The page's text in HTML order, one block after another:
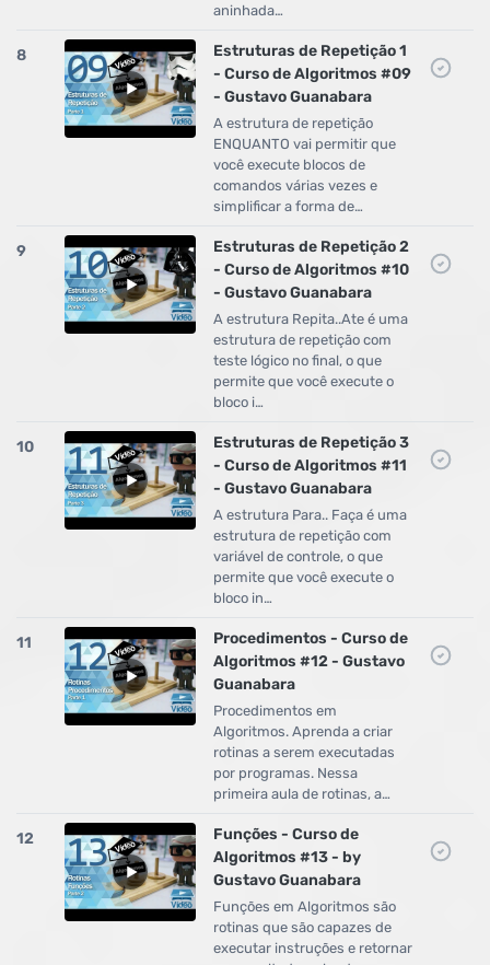
aninhada…
8
Estruturas de Repetição 1
- Curso de Algoritmos #09
- Gustavo Guanabara
A estrutura de repetição
ENQUANTO vai permitir que
você execute blocos de
comandos várias vezes e
simplificar a forma de…
9
Estruturas de Repetição 2
- Curso de Algoritmos #10
- Gustavo Guanabara
A estrutura Repita..Ate é uma
estrutura de repetição com
teste lógico no final, o que
permite que você execute o
bloco i…
10
Estruturas de Repetição 3
- Curso de Algoritmos #11
- Gustavo Guanabara
A estrutura Para.. Faça é uma
estrutura de repetição com
variável de controle, o que
permite que você execute o
bloco in…
11
Procedimentos - Curso de
Algoritmos #12 - Gustavo
Guanabara
Procedimentos em
Algoritmos. Aprenda a criar
rotinas a serem executadas
por programas. Nessa
primeira aula de rotinas, a…
12
Funções - Curso de
Algoritmos #13 - by
Gustavo Guanabara
Funções em Algoritmos são
rotinas que são capazes de
executar instruções e retornar